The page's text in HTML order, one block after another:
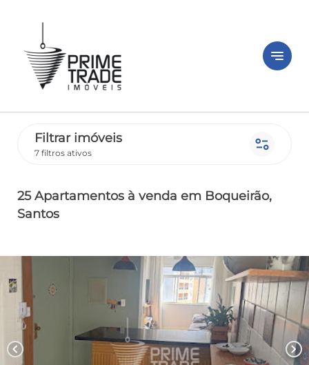
notes
Filtrar imóveis
7 filtros ativos page_info
25 Apartamentos à venda em Boqueirão,
Santos
chevron_left chevron_right